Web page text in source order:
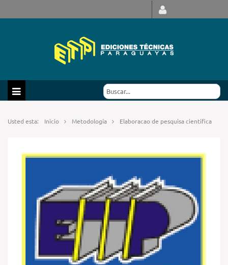
Usted esta: Inicio Metodología Elaboracao de pesquisa cientifica